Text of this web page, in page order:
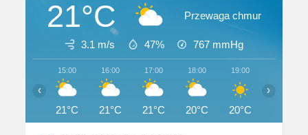
21°C Przewaga chmur
3.1 m/s 47% 767 mmHg
15:00
21°C
16:00
21°C
17:00
21°C
18:00
20°C
19:00
20°C
‹ ›